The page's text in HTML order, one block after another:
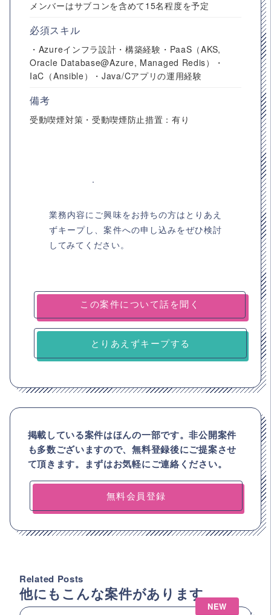
メンバーはサブコンを含めて15名程度を予定
必須スキル
・Azureインフラ設計・構築経験・PaaS（AKS,
Oracle Database@Azure, Managed Redis）・
IaC（Ansible）・Java/Cアプリの運用経験
備考
受動喫煙対策・受動喫煙防止措置：有り
業務内容にご興味をお持ちの方はとりあえ
ずキープし、案件への申し込みをぜひ検討
してみてください。
とりあえずキープする
掲載している案件はほんの一部です。非公開案件
も多数ございますので、無料登録後にご提案させ
て頂きます。まずはお気軽にご連絡ください。
無料会員登録
Related Posts
他にもこんな案件があります
NEW